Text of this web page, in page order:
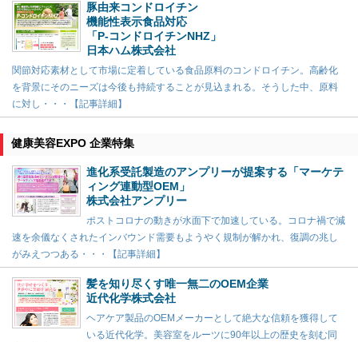
豚由来コンドロイチン
機能性表示食品対応
「P-コンドロイチンNHZ」
日本ハム株式会社
関節対応素材として市場に定着している食品原料のコンドロイチン。高齢化
を背景にそのニーズは今後も持続することが見込まれる。そうした中、原料
に対し・・・【記事詳細】
健康美容EXPO 企業特集
進化系受託製造のアンプリーが提案する「マーケテ
ィング連動型OEM」
株式会社アンプリー
ポストコロナの動きが水面下で加速している。コロナ禍で減
速を余儀なくされたインバウンド需要もようやく規制が解かれ、復調の兆し
がみえつつある・・・【記事詳細】
髪を知り尽くす唯一無二のOEM企業
近代化学株式会社
ヘアケア製品のOEMメーカーとして絶大な信頼を獲得して
いる近代化学。美容室をルーツに90年以上の歴史を刻む同